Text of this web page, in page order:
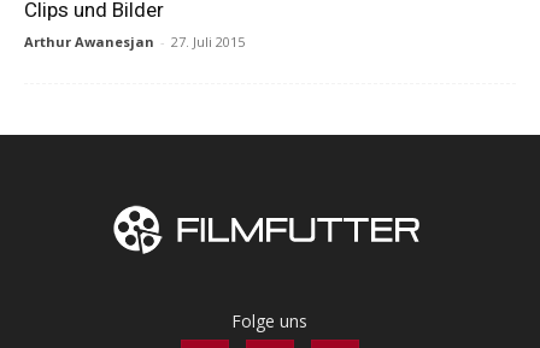
Clips und Bilder
Arthur Awanesjan - 27. Juli 2015
Folge uns